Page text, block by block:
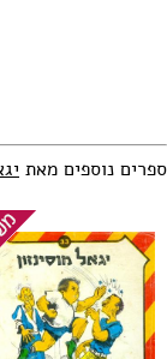
ספרים נוספים מאת